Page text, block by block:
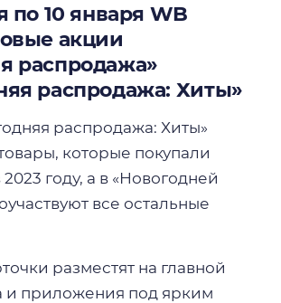
по 10 января WB
акции
распродажа»
распродажа: Хиты»
распродажа: Хиты»
которые покупали
году, а в «Новогодней
все остальные
разместят на главной
и приложения под ярким